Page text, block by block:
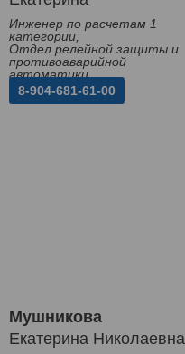
Инженер по расчетам 1
категории,
Отдел релейной защиты и
противоаварийной
автоматики
8-904-681-61-00
Мушникова
Екатерина Николаевна